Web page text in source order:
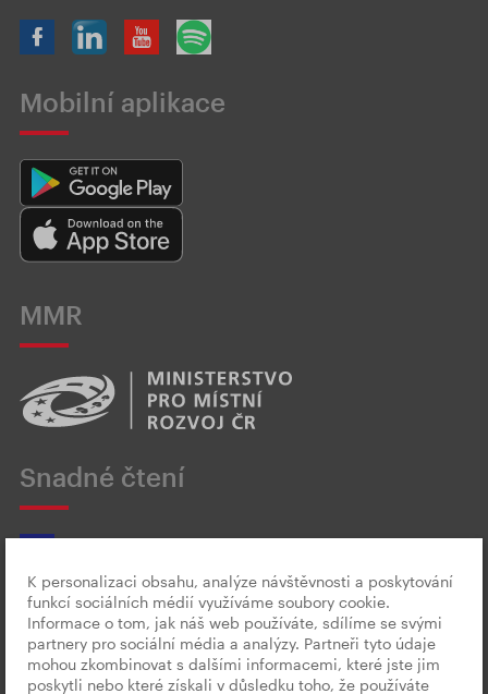
Mobilní aplikace
MMR
Snadné čtení
Český znakový jazyk
K personalizaci obsahu, analýze návštěvnosti a poskytování
funkcí sociálních médií využíváme soubory cookie.
Informace o tom, jak náš web používáte, sdílíme se svými
partnery pro sociální média a analýzy. Partneři tyto údaje
mohou zkombinovat s dalšími informacemi, které jste jim
poskytli nebo které získali v důsledku toho, že používáte